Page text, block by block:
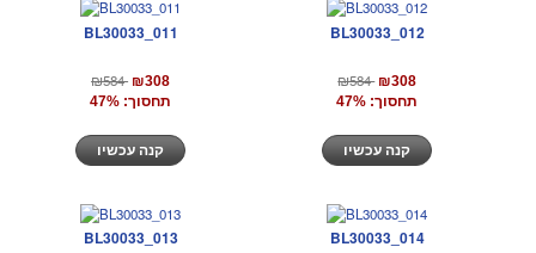
BL30033_011
₪584 ₪308
תחסוך: 47%
BL30033_012
₪584 ₪308
תחסוך: 47%
BL30033_013 BL30033_014